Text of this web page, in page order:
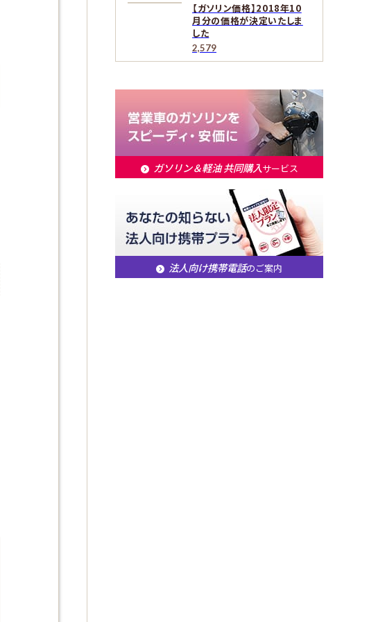
【ガソリン価格】2018年10
月分の価格が決定いたしま
した
2,579
ガソリン＆軽油 共同購入サービス
法人向け携帯電話のご案内